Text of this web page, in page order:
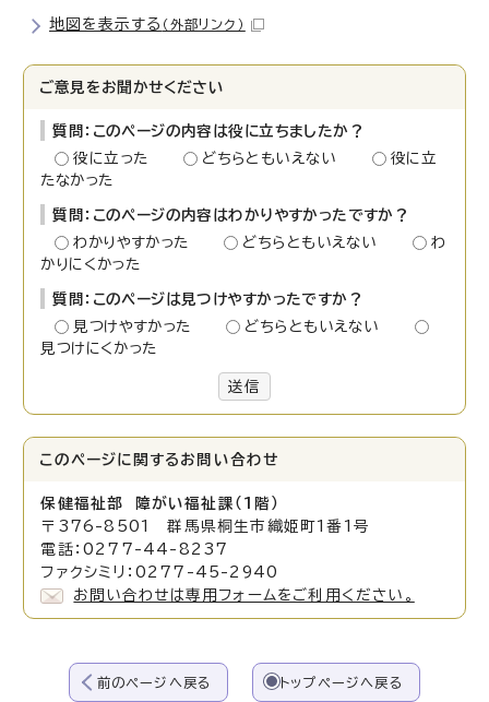
地図を表示する （外部リンク）
ご意見をお聞かせください
質問：このページの内容は役に立ちましたか？
役に立った
どちらともいえない
役に立
たなかった
質問：このページの内容はわかりやすかったですか？
わかりやすかった
どちらともいえない
わ
かりにくかった
質問：このページは見つけやすかったですか？
見つけやすかった
どちらともいえない
見つけにくかった
送信
このページに関する お問い合わせ
保健福祉部 障がい福祉 課（1階）
〒376-8501 群馬県桐生市織姫町1番1号
電話：0277-44-8237
ファクシミリ：0277-45-2940
お問い合わせは専用フォームをご利用ください。
前のページへ戻る トップページへ戻る